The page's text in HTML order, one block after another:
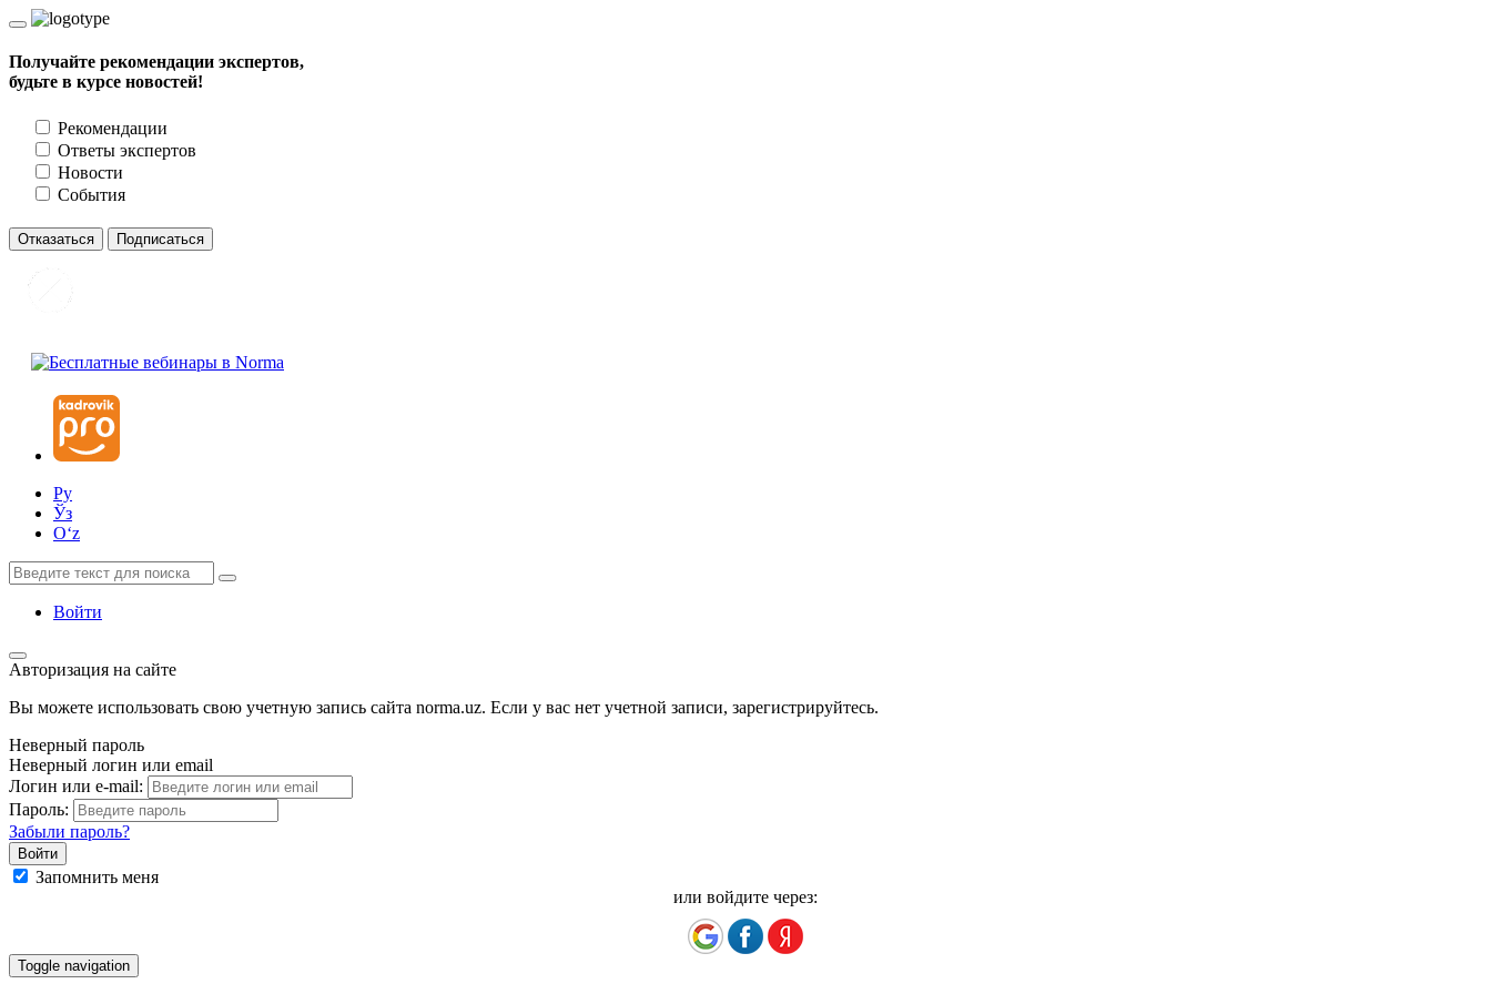
Получайте рекомендации экспертов,
будьте в курсе новостей!
Рекомендации
Ответы экспертов
Новости
События
Отказаться Подписаться
Ру
Ўз
Oʻz
Войти
Авторизация на сайте
Вы можете использовать свою учетную запись сайта norma.uz. Если у вас нет учетной записи, зарегистрируйтесь.
Неверный пароль
Неверный логин или email
Логин или e-mail:
Пароль:
Забыли пароль?
Запомнить меня
или войдите через:
Toggle navigation